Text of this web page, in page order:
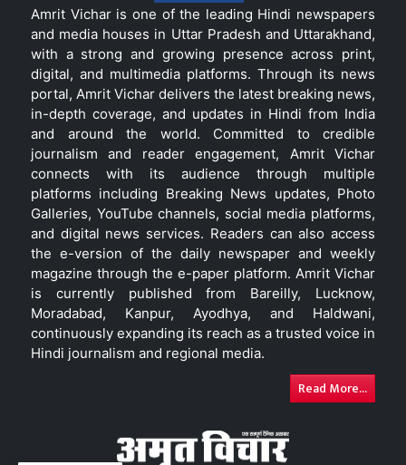
Amrit Vichar is one of the leading Hindi newspapers
and media houses in Uttar Pradesh and Uttarakhand,
with a strong and growing presence across print,
digital, and multimedia platforms. Through its news
portal, Amrit Vichar delivers the latest breaking news,
in-depth coverage, and updates in Hindi from India
and around the world. Committed to credible
journalism and reader engagement, Amrit Vichar
connects with its audience through multiple
platforms including Breaking News updates, Photo
Galleries, YouTube channels, social media platforms,
and digital news services. Readers can also access
the e-version of the daily newspaper and weekly
magazine through the e-paper platform. Amrit Vichar
is currently published from Bareilly, Lucknow,
Moradabad, Kanpur, Ayodhya, and Haldwani,
continuously expanding its reach as a trusted voice in
Hindi journalism and regional media.
Read More...